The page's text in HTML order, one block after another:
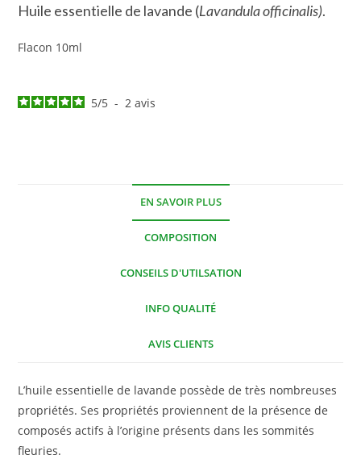
Huile essentielle de lavande (Lavandulaofficinalis).
Flacon 10ml
5/5 - 2avis
EN SAVOIR PLUS
COMPOSITION
CONSEILS D'UTILSATION
INFO QUALITÉ
AVIS CLIENTS
L’huile essentielle de lavande possède de très nombreuses
propriétés. Ses propriétés proviennent de la présence de
composés actifs à l’origine présents dans les sommités
fleuries.